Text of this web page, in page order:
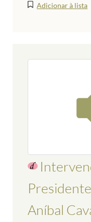
Adicionar à lista
Aníbal